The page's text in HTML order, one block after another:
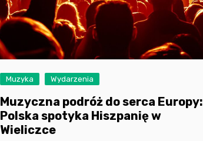
Muzyka Wydarzenia
Muzyczna podróż do serca Europy:
Polska spotyka Hiszpanię w
Wieliczce